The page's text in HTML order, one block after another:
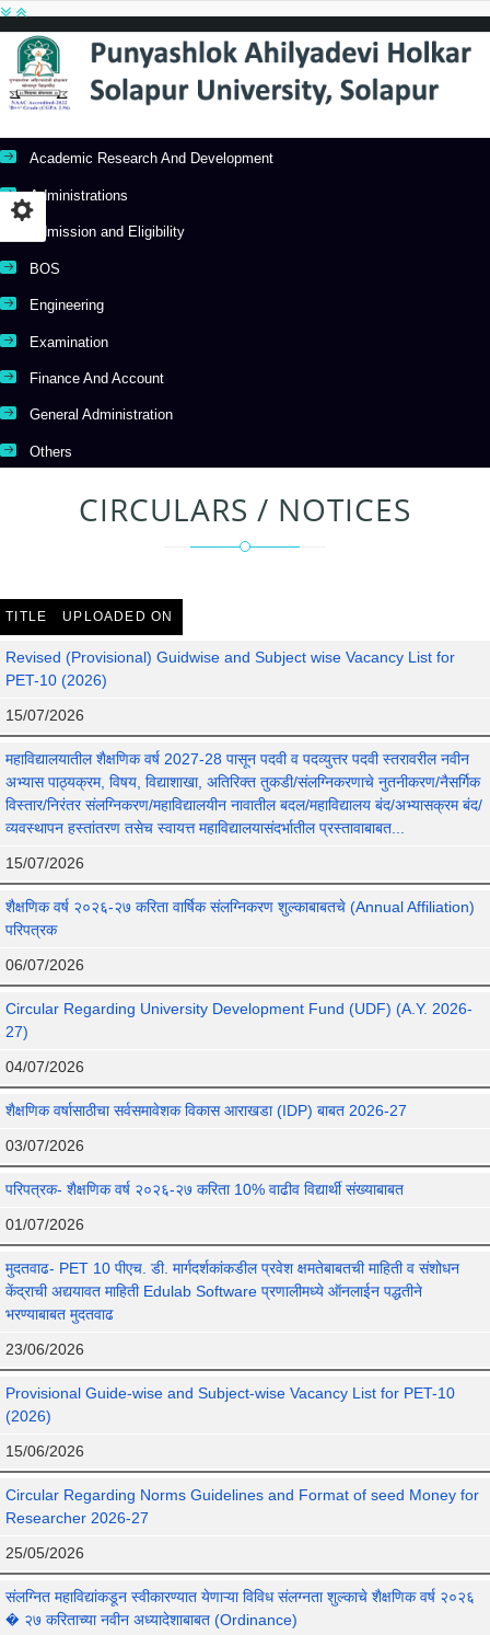
Academic Research And Development
Administrations
Admission and Eligibility
BOS
Engineering
Examination
Finance And Account
General Administration
Others
CIRCULARS / NOTICES
TITLE UPLOADED ON
Revised (Provisional) Guidwise and Subject wise Vacancy List for
PET-10 (2026)
15/07/2026
महाविद्यालयातील शैक्षणिक वर्ष 2027-28 पासून पदवी व पदव्युत्तर पदवी स्तरावरील नवीन
अभ्यास पाठ्यक्रम, विषय, विद्याशाखा, अतिरिक्त तुकडी/संलग्निकरणाचे नुतनीकरण/नैसर्गिक
विस्तार/निरंतर संलग्निकरण/महाविद्यालयीन नावातील बदल/महाविद्यालय बंद/अभ्यासक्रम बंद/
व्यवस्थापन हस्तांतरण तसेच स्वायत्त महाविद्यालयासंदर्भातील प्रस्तावाबाबत...
15/07/2026
शैक्षणिक वर्ष २०२६-२७ करिता वार्षिक संलग्निकरण शुल्काबाबतचे (Annual Affiliation)
परिपत्रक
06/07/2026
Circular Regarding University Development Fund (UDF) (A.Y. 2026-
27)
04/07/2026
शैक्षणिक वर्षासाठीचा सर्वसमावेशक विकास आराखडा (IDP) बाबत 2026-27
03/07/2026
परिपत्रक- शैक्षणिक वर्ष २०२६-२७ करिता 10% वाढीव विद्यार्थी संख्याबाबत
01/07/2026
मुदतवाढ- PET 10 पीएच. डी. मार्गदर्शकांकडील प्रवेश क्षमतेबाबतची माहिती व संशोधन
केंद्राची अद्ययावत माहिती Edulab Software प्रणालीमध्ये ऑनलाईन पद्धतीने
भरण्याबाबत मुदतवाढ
23/06/2026
Provisional Guide-wise and Subject-wise Vacancy List for PET-10
(2026)
15/06/2026
Circular Regarding Norms Guidelines and Format of seed Money for
Researcher 2026-27
25/05/2026
संलग्नित महाविद्यांकडून स्वीकारण्यात येणाऱ्या विविध संलग्नता शुल्काचे शैक्षणिक वर्ष २०२६
� २७ करिताच्या नवीन अध्यादेशाबाबत (Ordinance)